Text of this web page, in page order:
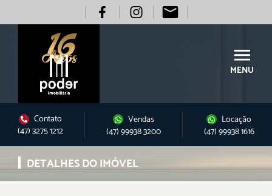
MENU
Contato
(47) 3275 1212
Vendas
(47) 99938 3200
Locação
(47) 99938 1616
DETALHES DO IMÓVEL